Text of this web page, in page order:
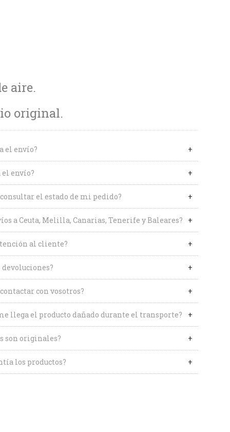
aire.
original.
el envío?
el envío?
el estado de mi pedido?
a Ceuta, Melilla, Canarias, Tenerife y Baleares?
al cliente?
con vosotros?
llega el producto dañado durante el transporte?
son originales?
los productos?